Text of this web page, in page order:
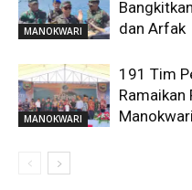
MANOKWARI
dan Arfak
MANOKWARI
191 Tim
Manokwari